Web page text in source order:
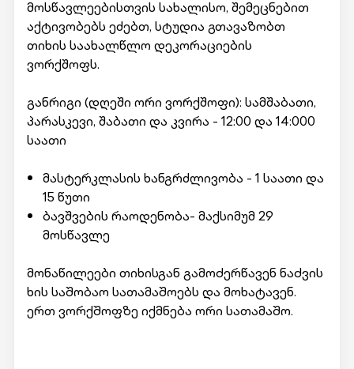
მოსწავლეებისთვის სახალისო, შემეცნებით
აქტივობებს ეძებთ, სტუდია გთავაზობთ
თიხის საახალწლო დეკორაციების
ვორქშოფს.
განრიგი (დღეში ორი ვორქშოფი): სამშაბათი,
პარასკევი, შაბათი და კვირა - 12:00 და 14:000
საათი
მასტერკლასის ხანგრძლივობა - 1 საათი და
15 წუთი
ბავშვების რაოდენობა- მაქსიმუმ 29
მოსწავლე
მონაწილეები თიხისგან გამოᲫერწავენ ნაᲫვის
ხის საᲨობაო სათამაᲨოებს და მოხატავენ.
ერთ ვორქᲨოფზე იქმნება ორი სათამაᲨო.